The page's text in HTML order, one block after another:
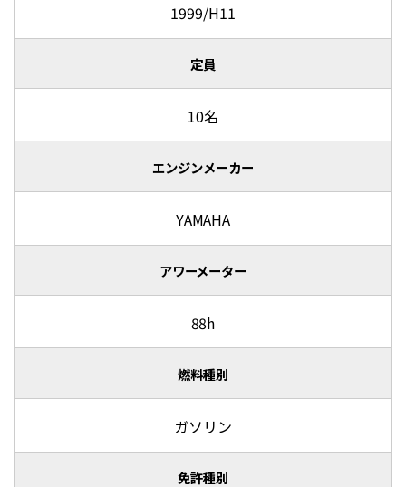
1999/H11
定員
10名
エンジンメーカー
YAMAHA
アワーメーター
88h
燃料種別
ガソリン
免許種別